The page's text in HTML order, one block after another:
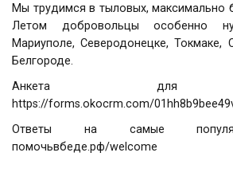
Мы трудимся в тыловых, максимально
Летом добровольцы особенно
Мариуполе, Северодонецке, Токмаке,
Белгороде.
Анкета для
https://forms.okocrm.com/
Ответы на самые
помочьвбеде.рф/welcome